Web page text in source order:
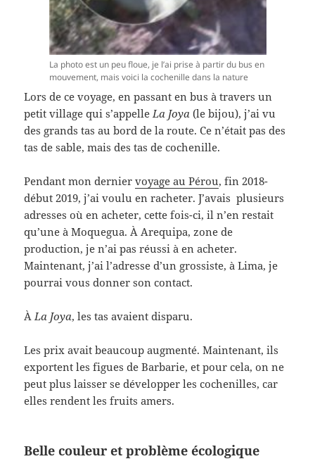
La photo est un peu floue, je l’ai prise à partir du bus en
mouvement, mais voici la cochenille dans la nature
Lors de ce voyage, en passant en bus à travers un
petit village qui s’appelleLa Joya (le bijou), j’ai vu
des grands tas au bord de la route. Ce n’était pas des
tas de sable, mais des tas de cochenille.
Pendant mon derniervoyage au Pérou, fin 2018-
début 2019, j’ai voulu en racheter. J’avais plusieurs
adresses où en acheter, cette fois-ci, il n’en restait
qu’une à Moquegua. À Arequipa, zone de
production, je n’ai pas réussi à en acheter.
Maintenant, j’ai l’adresse d’un grossiste, à Lima, je
pourrai vous donner son contact.
ÀLa Joya, les tas avaient disparu.
Les prix avait beaucoup augmenté. Maintenant, ils
exportent les figues de Barbarie, et pour cela, on ne
peut plus laisser se développer les cochenilles, car
elles rendent les fruits amers.
Belle couleur et problème écologique